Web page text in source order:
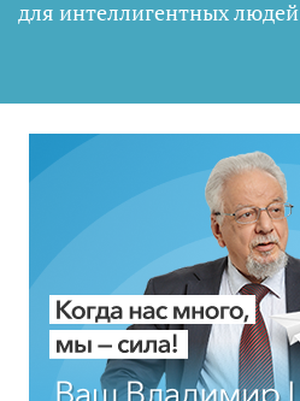
для интеллигентных людей